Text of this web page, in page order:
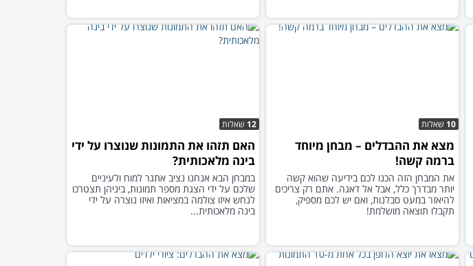
10 שאלות
מצא את ההבדלים – מבחן מיוחד
ברמה קשה!
את המבחן הזה הכנו לכם בידיעה שהוא קשה
יותר מבדרך כלל, אבל אל דאגה. אתם רק צריכים
להיאזר במעט סבלנות, ואם יש לכם מספיק,
תקבלו תוצאה מושלמת!
12 שאלות
האם תזהו את התמונות שנוצרו על ידי
בינה מלאכותית?
במבחן הבא אנחנו נציב אתגר למוח ולעיניים
שלכם על ידי הצגת מספר תמונות, ביניהן תצטרכו
לנחש איזו צולמה במציאות ואיזו נוצרה על ידי
בינה מלאכותית...